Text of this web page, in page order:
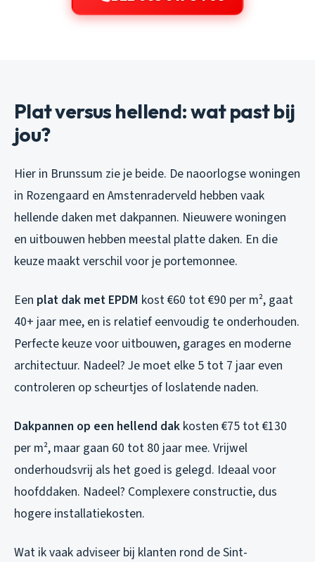
Plat versus hellend: wat past bij
jou?
Hier in Brunssum zie je beide. De naoorlogse woningen
in Rozengaard en Amstenraderveld hebben vaak
hellende daken met dakpannen. Nieuwere woningen
en uitbouwen hebben meestal platte daken. En die
keuze maakt verschil voor je portemonnee.
Een plat dak met EPDM kost €60 tot €90 per m², gaat
40+ jaar mee, en is relatief eenvoudig te onderhouden.
Perfecte keuze voor uitbouwen, garages en moderne
architectuur. Nadeel? Je moet elke 5 tot 7 jaar even
controleren op scheurtjes of loslatende naden.
Dakpannen op een hellend dak kosten €75 tot €130
per m², maar gaan 60 tot 80 jaar mee. Vrijwel
onderhoudsvrij als het goed is gelegd. Ideaal voor
hoofddaken. Nadeel? Complexere constructie, dus
hogere installatiekosten.
Wat ik vaak adviseer bij klanten rond de Sint-